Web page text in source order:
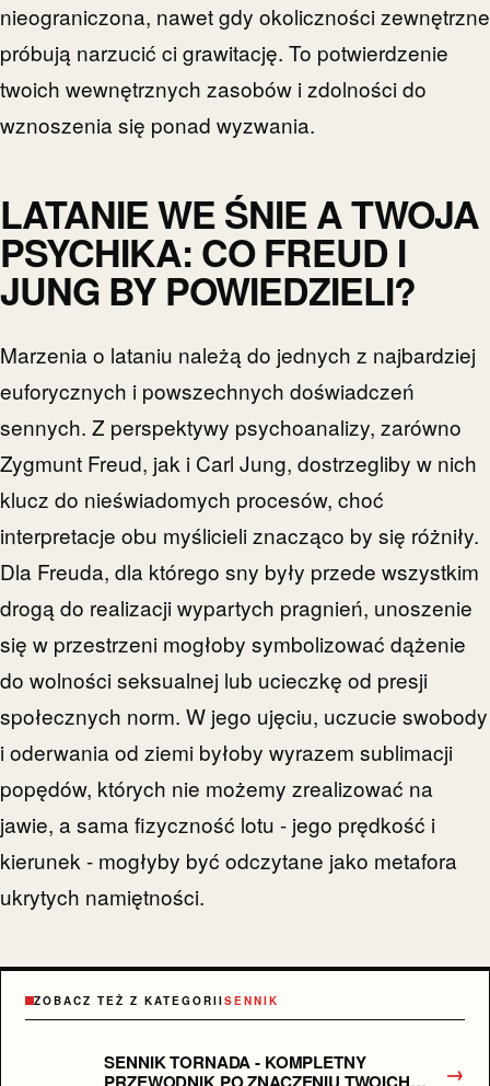
nieograniczona, nawet gdy okoliczności zewnętrzne
próbują narzucić ci grawitację. To potwierdzenie
twoich wewnętrznych zasobów i zdolności do
wznoszenia się ponad wyzwania.
LATANIE WE ŚNIE A TWOJA
PSYCHIKA: CO FREUD I
JUNG BY POWIEDZIELI?
Marzenia o lataniu należą do jednych z najbardziej
euforycznych i powszechnych doświadczeń
sennych. Z perspektywy psychoanalizy, zarówno
Zygmunt Freud, jak i Carl Jung, dostrzegliby w nich
klucz do nieświadomych procesów, choć
interpretacje obu myślicieli znacząco by się różniły.
Dla Freuda, dla którego sny były przede wszystkim
drogą do realizacji wypartych pragnień, unoszenie
się w przestrzeni mogłoby symbolizować dążenie
do wolności seksualnej lub ucieczkę od presji
społecznych norm. W jego ujęciu, uczucie swobody
i oderwania od ziemi byłoby wyrazem sublimacji
popędów, których nie możemy zrealizować na
jawie, a sama fizyczność lotu - jego prędkość i
kierunek - mogłyby być odczytane jako metafora
ukrytych namiętności.
ZOBACZ TEŻ Z KATEGORIISENNIK
SENNIK TORNADA - KOMPLETNY
→